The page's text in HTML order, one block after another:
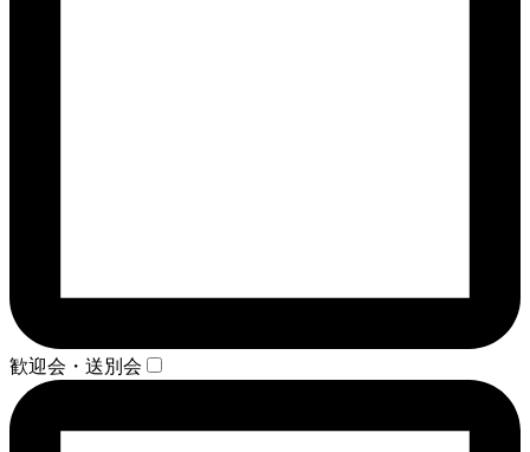
歓迎会・送別会